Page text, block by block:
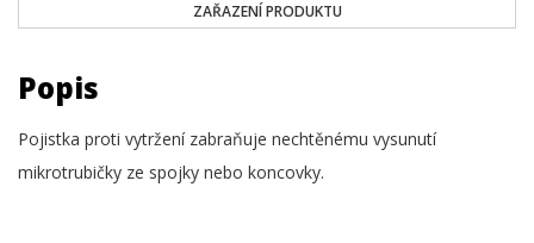
ZAŘAZENÍ PRODUKTU
Popis
Pojistka proti vytržení zabraňuje nechtěnému vysunutí
mikrotrubičky ze spojky nebo koncovky.